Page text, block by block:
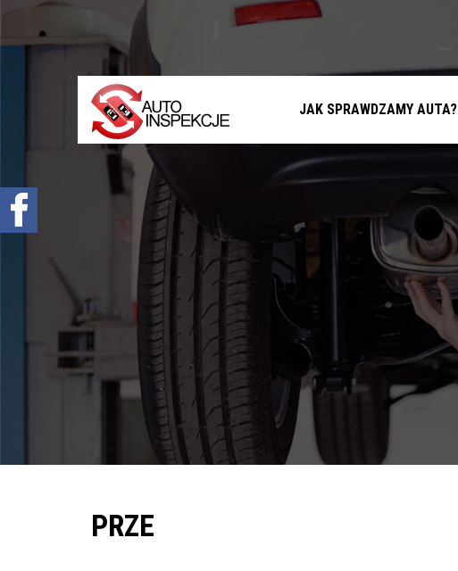
JAK SPRAWDZAMY AUTA?
Sprawdzenie samochodu przed zakupem –
Sprawdzenie historii serwisowej
Sprawdzenie historii wypadkowej
Sprawdzenie stanu prawnego samochodu
Oferta
Sprawdzenie samochodu w Polsce
Sprowadzenie samochodu z zagranicy na
Znajdziemy Ci auto
Diagnostyka komputerowa – Radom, Warszawa i
Pomoc w znalezieniu auta w Polsce
Wyszukiwanie samochodu w ogłoszeniach
PRZE